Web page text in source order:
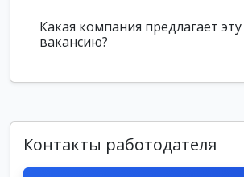
Какая компания предлагает эту
вакансию?
Контакты работодателя